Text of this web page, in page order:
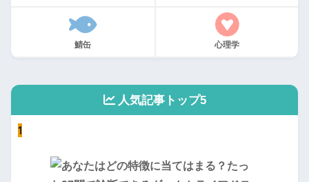
鯖缶 心理学
人気記事トップ5
1